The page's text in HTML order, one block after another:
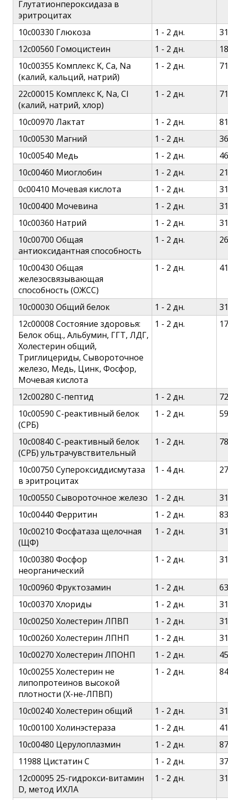
Глутатионпероксидаза в
эритроцитах
10c00330 Глюкоза
1 - 2 дн.
12c00560 Гомоцистеин
1 - 2 дн.
10c00355 Комплекс K, Ca, Na
(калий, кальций, натрий)
1 - 2 дн.
22c00015 Комплекс K, Na, Cl
(калий, натрий, хлор)
1 - 2 дн.
10c00970 Лактат 1 - 2 дн.
10c00530 Магний
1 - 2 дн.
10c00540 Медь
1 - 2 дн.
10c00460 Миоглобин
1 - 2 дн.
0c00410 Мочевая кислота
1 - 2 дн.
10c00400 Мочевина
1 - 2 дн.
10c00360 Натрий
1 - 2 дн.
10c00700 Общая
антиоксидантная способность
1 - 2 дн.
10c00430 Общая
железосвязывающая
способность (ОЖСС)
1 - 2 дн.
10c00030 Общий белок 1 - 2 дн.
12c00008 Состояние здоровья:
Белок общ., Альбумин, ГГТ, ЛДГ,
Холестерин общий,
Триглицериды, Сывороточное
железо, Медь, Цинк, Фосфор,
Мочевая кислота
1 - 2 дн.
12c00280 С-пептид 1 - 2 дн.
10c00590 С-реактивный белок
(СРБ)
1 - 2 дн.
10c00840 С-реактивный белок
(СРБ) ультрачувствительный
1 - 2 дн.
10c00750 Супероксиддисмутаза
в эритроцитах
1 - 4 дн.
10c00550 Сывороточное железо 1 - 2 дн.
10c00440 Ферритин
1 - 2 дн.
10c00210 Фосфатаза щелочная
(ЩФ)
1 - 2 дн.
10c00380 Фосфор
неорганический
1 - 2 дн.
10c00960 Фруктозамин 1 - 2 дн.
10c00370 Хлориды
1 - 2 дн.
10c00250 Холестерин ЛПВП
1 - 2 дн.
10c00260 Холестерин ЛПНП
1 - 2 дн.
10c00270 Холестерин ЛПОНП
1 - 2 дн.
10c00255 Холестерин не
липопротеинов высокой
плотности (Х-не-ЛПВП)
1 - 2 дн.
10c00240 Холестерин общий 1 - 2 дн.
10c00100 Холинэстераза
1 - 2 дн.
10c00480 Церулоплазмин
1 - 2 дн.
11988 Цистатин С
1 - 2 дн.
12c00095 25-гидрокси-витамин
D, метод ИХЛА
1 - 2 дн.